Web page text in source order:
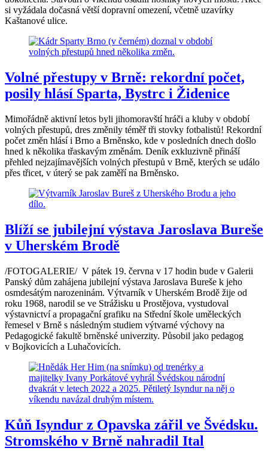
si vyžádala dočasná větší dopravní omezení, včetně uzavírky
Kaštanové ulice.
Volné přestupy v Brně: rekordní počet,
posily hlásí Sparta, Bystrc i Židenice
Mimořádně aktivní letos byli jihomoravští hráči a kluby v období
volných přestupů, dres změnily téměř tři stovky fotbalistů! Rekordní
počet změn hlásí i Brno a Brněnsko, kde v posledních dnech došlo
hned k několika třaskavým změnám. Deník exkluzivně přináší
přehled nejzajímavějších volných přestupů v Brně, kterých se událo
přes třicet, v úterý se pak zaměří na Brněnsko.
Blíží se jubilejní výstava Jaroslava Bureše
v Uherském Brodě
/FOTOGALERIE/ V pátek 19. června v 17 hodin bude v Galerii
Panský dům zahájena jubilejní výstava Jaroslava Bureše k jeho
osmdesátým narozeninám. Výtvarník v Uherském Brodě žije od
roku 1968, narodil se ve Strážisku u Prostějova, vystudoval
výstavnictví a propagační grafiku na Střední škole uměleckých
řemesel v Brně s následným studiem výtvarné výchovy na
Pedagogické fakultě brněnské univerzity. Působil jako pedagog
v Bojkovicích a Luhačovicích.
Kůň Isyndur z Opavska zářil ve Švédsku.
Stromského v Brně nahradil Ital